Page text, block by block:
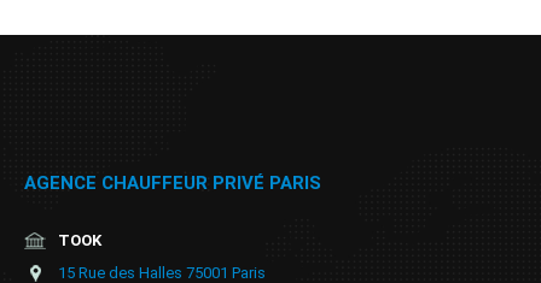
AGENCE CHAUFFEUR PRIVÉ PARIS
TOOK
15 Rue des Halles 75001 Paris